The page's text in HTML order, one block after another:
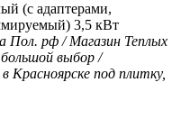
(с адаптерами,
3,5 кВт
Пол. рф / Магазин Теплых
большой выбор /
Красноярске под плитку,